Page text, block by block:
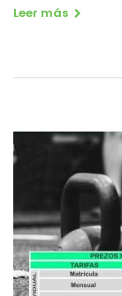
Leer más